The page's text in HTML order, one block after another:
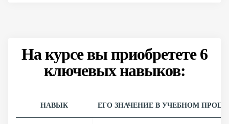
На курсе вы приобретете 6
ключевых навыков:
НАВЫК ЕГО ЗНАЧЕНИЕ В УЧЕБНОМ